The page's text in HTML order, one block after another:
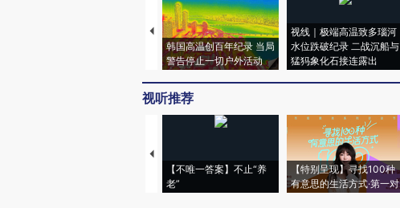
韩国高温创百年纪录 当局
警告停止一切户外活动
视线｜极端高温致多瑙河
水位跌破纪录 二战沉船与
猛犸象化石接连露出
视听推荐
【不唯一答案】不止“养
老”
【特别呈现】寻找100种
有意思的生活方式·第一对